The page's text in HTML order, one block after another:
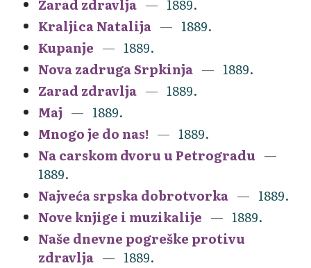
Zarad zdravlja
1889.
Kraljica Natalija
1889.
Kupanje
1889.
Nova zadruga Srpkinja
1889.
Zarad zdravlja
1889.
Maj
1889.
Mnogo je do nas!
1889.
Na carskom dvoru u Petrogradu
1889.
Najveća srpska dobrotvorka
1889.
Nove knjige i muzikalije
1889.
Naše dnevne pogreške protivu
zdravlja
1889.